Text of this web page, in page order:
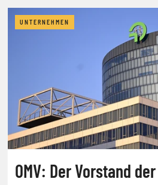
UNTERNEHMEN
OMV: Der Vorstand